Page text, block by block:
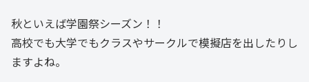
秋といえば学園祭シーズン！！
高校でも大学でもクラスやサークルで模擬店を出したりし
ますよね。